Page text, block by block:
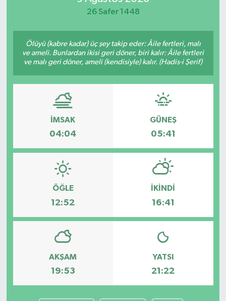
26 Safer 1448
Ölüyü (kabre kadar) üç şey takip eder: Âile fertleri, malı
ve ameli. Bunlardan ikisi geri döner, biri kalır: Âile fertleri
ve malı geri döner, ameli (kendisiyle) kalır. (Hadis-i Şerif)
İMSAK
04:04
GÜNEŞ
05:41
ÖĞLE
12:52
İKINDI
16:41
AKŞAM
19:53
YATSI
21:22